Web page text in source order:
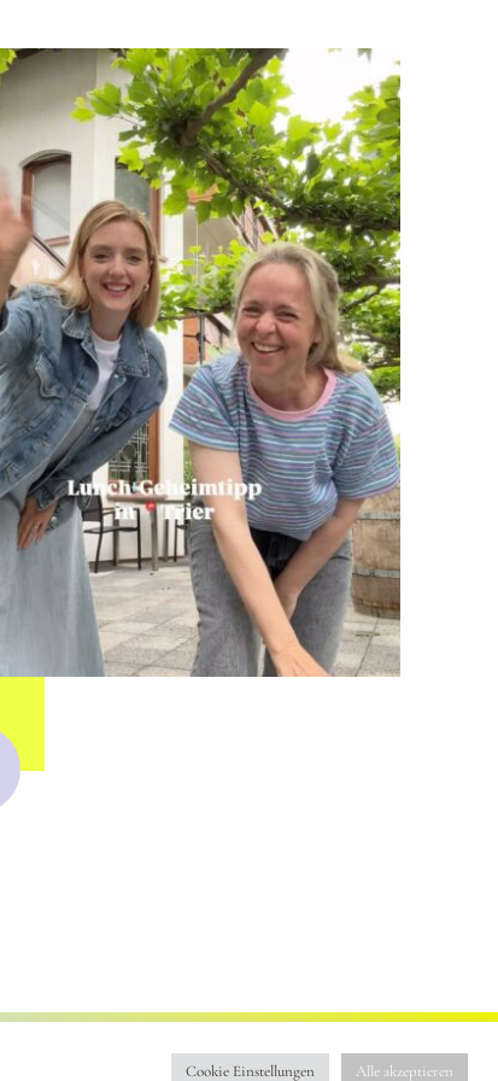
DATENSCHUTZERKLÄRUNG KONTAKT
Cookie Einstellungen Alle akzeptieren